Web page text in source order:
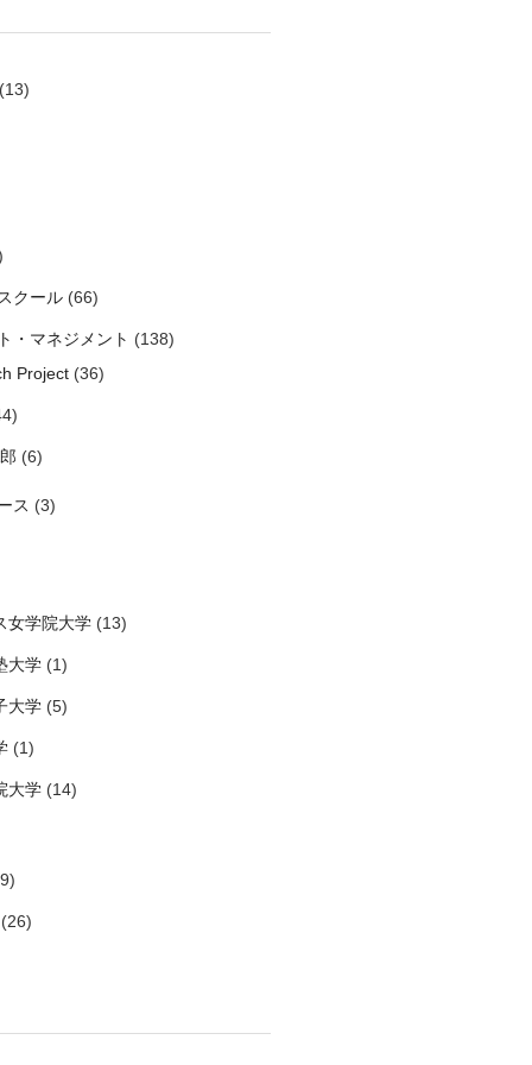
クール(66)
・マネジメント (138)
Project(36)
(6)
ス (3)
女学院大学(13)
大学(1)
大学(5)
(1)
大学(14)
(26)